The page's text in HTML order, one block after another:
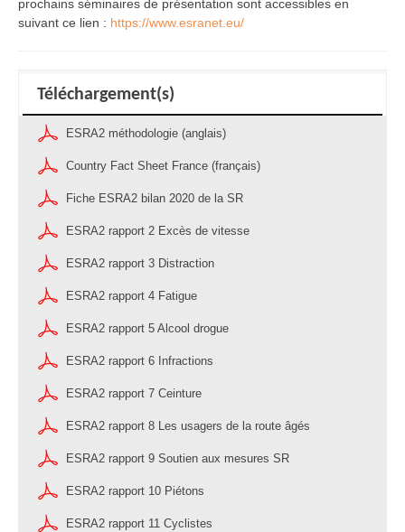
prochains séminaires de présentation sont accessibles en
suivant ce lien : https://www.esranet.eu/
Téléchargement(s)
ESRA2 méthodologie (anglais)
Country Fact Sheet France (français)
Fiche ESRA2 bilan 2020 de la SR
ESRA2 rapport 2 Excès de vitesse
ESRA2 rapport 3 Distraction
ESRA2 rapport 4 Fatigue
ESRA2 rapport 5 Alcool drogue
ESRA2 rapport 6 Infractions
ESRA2 rapport 7 Ceinture
ESRA2 rapport 8 Les usagers de la route âgés
ESRA2 rapport 9 Soutien aux mesures SR
ESRA2 rapport 10 Piétons
ESRA2 rapport 11 Cyclistes